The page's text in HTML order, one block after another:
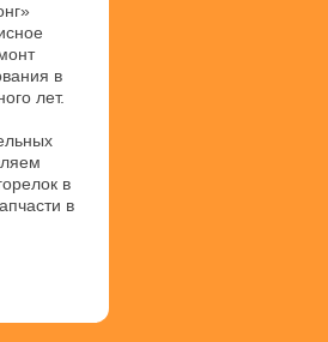
в
лет.
в
в